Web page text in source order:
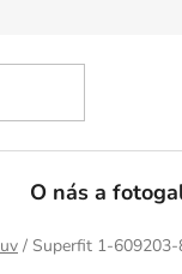
O nás a
/ Superfit 1-